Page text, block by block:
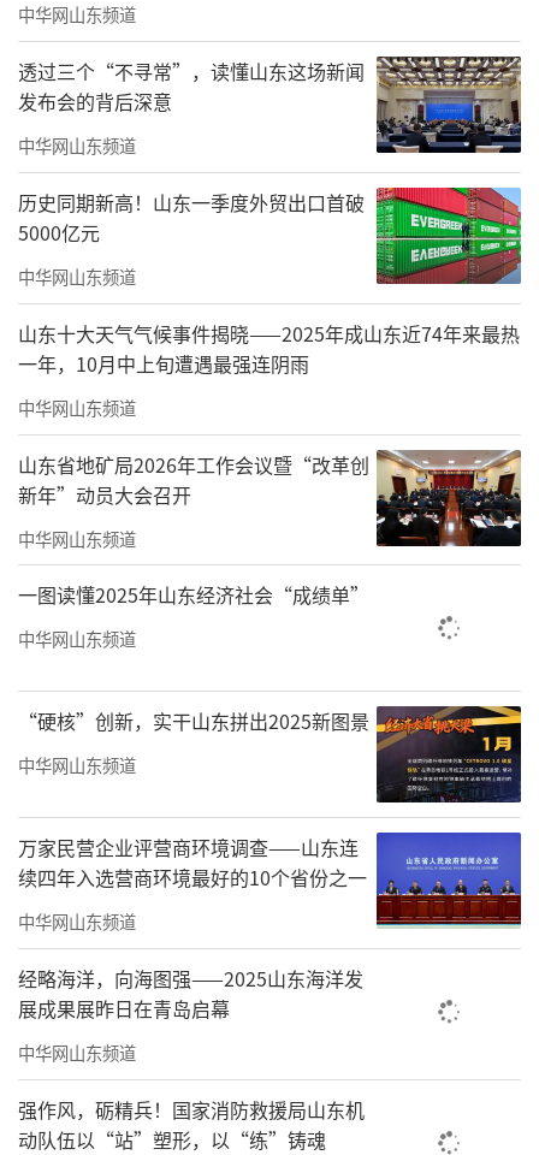
莱西市文联党组成员、副主席王捷，沽河
街道人大工作委员会副主任李丽娜，中国戏剧
家协会会员、莱西市文化局原局长程灿谟，青
岛市音乐家协会理事、莱西市音乐家协会主席
胡潇，青岛市舞蹈家协会会员、莱西市舞蹈家
协会副秘书长于琛参加了活动，与沽河街道的3
00余名群众共同见证了一场家门口的文化盛
宴。
名家非遗盛宴进村入户，群众在家门口尽
享文艺大餐。活动现场，青岛市杂技家协会艺
术家带来精品压轴演出，为群众献上高水平文
艺盛宴，点燃全场氛围。其中，牟军老师演绎
的国家级非遗项目《川剧杖头木偶变脸》，以
精湛传统技艺展现非遗文化魅力，赢得群众阵
阵赞叹；闫广鑫老师带来魔术《幻羽奇变》，
群众的距离，现场掌声、欢呼声不断。
中华网山东频道
透过三个“不寻常”，读懂山东这场新闻
发布会的背后深意
中华网山东频道
历史同期新高！山东一季度外贸出口首破
5000亿元
中华网山东频道
山东十大天气气候事件揭晓——2025年成山东近74年来最热
一年，10月中上旬遭遇最强连阴雨
中华网山东频道
山东省地矿局2026年工作会议暨“改革创
新年”动员大会召开
中华网山东频道
一图读懂2025年山东经济社会“成绩单”
中华网山东频道
“硬核”创新，实干山东拼出2025新图景
中华网山东频道
万家民营企业评营商环境调查——山东连
续四年入选营商环境最好的10个省份之一
中华网山东频道
经略海洋，向海图强——2025山东海洋发
展成果展昨日在青岛启幕
中华网山东频道
强作风，砺精兵！国家消防救援局山东机
动队伍以“站”塑形，以“练”铸魂